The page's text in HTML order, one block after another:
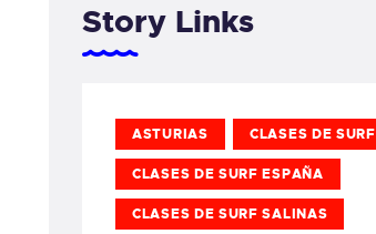
Story Links
ASTURIAS CLASES DE SURF
CLASES DE SURF ESPAÑA
CLASES DE SURF SALINAS